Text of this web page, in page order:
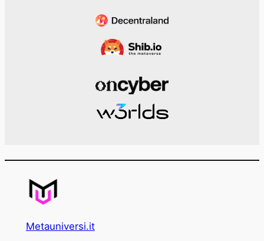
Metauniversi.it